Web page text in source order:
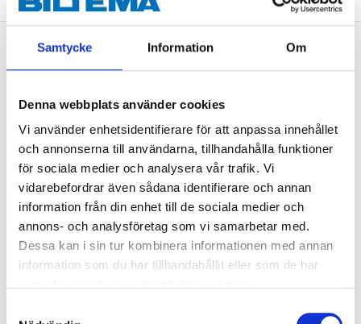
Samtycke Information Om
Denna webbplats använder cookies
Vi använder enhetsidentifierare för att anpassa innehållet
och annonserna till användarna, tillhandahålla funktioner
för sociala medier och analysera vår trafik. Vi
vidarebefordrar även sådana identifierare och annan
information från din enhet till de sociala medier och
annons- och analysföretag som vi samarbetar med.
Dessa kan i sin tur kombinera informationen med annan
information som du har tillhandahållit eller som de har
Description
Technical specifications
Length
1276 mm
Width
25,4 mm
Number of teeth
134
Quantity
1 pcs (straps)